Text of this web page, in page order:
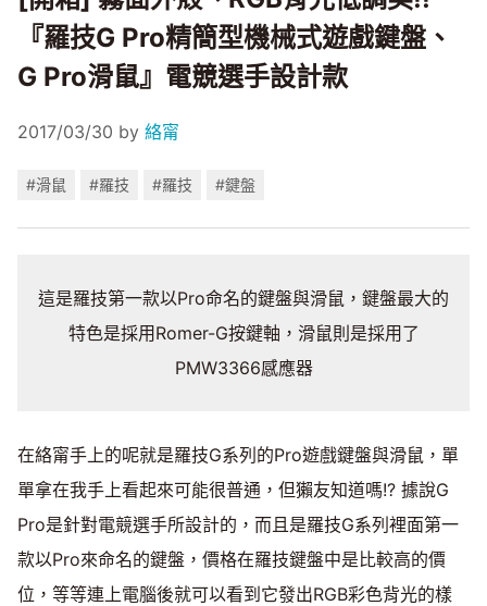
『羅技G Pro精簡型機械式遊戲鍵盤、
G Pro滑鼠』電競選手設計款
2017/03/30 by 絡甯
#滑鼠 #羅技 #羅技 #鍵盤
這是羅技第一款以Pro命名的鍵盤與滑鼠，鍵盤最大的
特色是採用Romer-G按鍵軸，滑鼠則是採用了
PMW3366感應器
在絡甯手上的呢就是羅技G系列的Pro遊戲鍵盤與滑鼠，單
單拿在我手上看起來可能很普通，但獺友知道嗎!? 據說G
Pro是針對電競選手所設計的，而且是羅技G系列裡面第一
款以Pro來命名的鍵盤，價格在羅技鍵盤中是比較高的價
位，等等連上電腦後就可以看到它發出RGB彩色背光的樣